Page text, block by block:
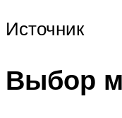
Источник
Выбор